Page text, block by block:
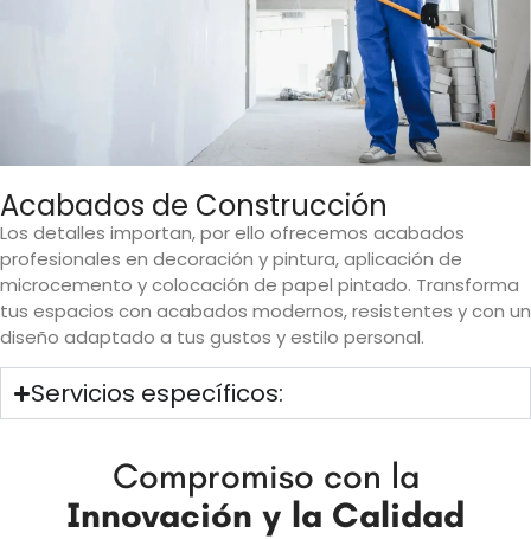
Acabados de Construcción
Los detalles importan, por ello ofrecemos acabados
profesionales en decoración y pintura, aplicación de
microcemento y colocación de papel pintado. Transforma
tus espacios con acabados modernos, resistentes y con un
diseño adaptado a tus gustos y estilo personal.
Servicios específicos:
Compromiso con la
Innovación y la Calidad